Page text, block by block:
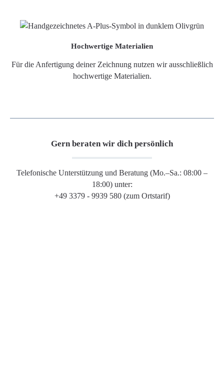
Hochwertige Materialien
Für die Anfertigung deiner Zeichnung nutzen wir ausschließlich
hochwertige Materialien.
Gern beraten wir dich persönlich
Telefonische Unterstützung und Beratung (Mo.–Sa.: 08:00 –
18:00) unter:
+49 3379 - 9939 580 (zum Ortstarif)